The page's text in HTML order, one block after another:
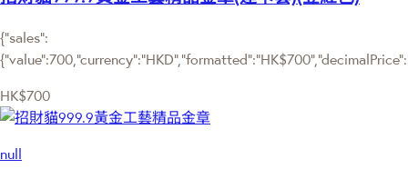
{"sales":
HK$700
null